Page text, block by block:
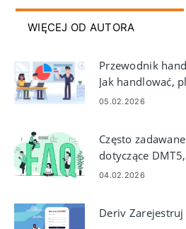
WIĘCEJ OD AUTORA
Przewodnik
Jak handlować,
strategie i
05.02.2026
Często
dotyczące
DBot in Deive
04.02.2026
Deriv Zarejestruj